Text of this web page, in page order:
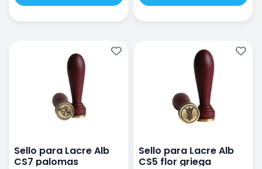
Sello para Lacre Alb
CS7 palomas
Sello para Lacre Alb
CS5 flor griega